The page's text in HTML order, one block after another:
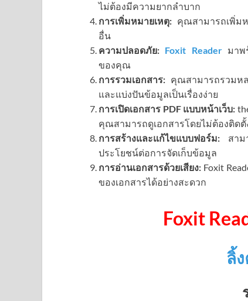
ไม่ต้องมีความยากลำบาก
การเพิ่มหมายเหตุ: คุณสามารถเพิ่ม
อื่น
ความปลอดภัย: Foxit Readerมาพ
ของคุณ
การรวมเอกสาร: คุณสามารถรวมหล
และแบ่งปันข้อมูลเป็นเรื่องง่าย
การเปิดเอกสาร PDF แบบหน้าเว็บ:
คุณสามารถดูเอกสารโดยไม่ต้องติด
การสร้างและแก้ไขแบบฟอร์ม: สาม
ประโยชน์ต่อการจัดเก็บข้อมูล
การอ่านเอกสารด้วยเสียง: Foxit
ของเอกสารได้อย่างสะดวก
Foxit
ลิ้